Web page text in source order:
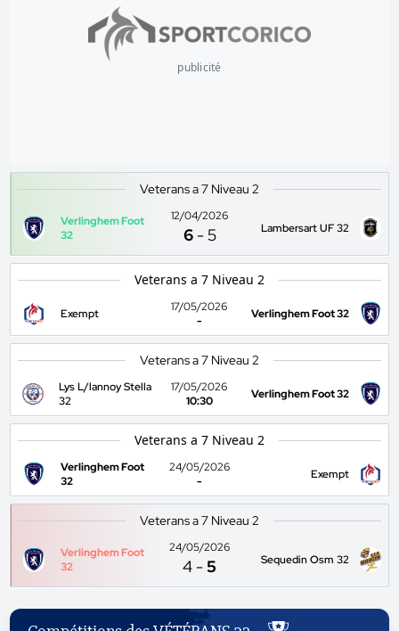
publicité
Veterans a 7 Niveau 2
Verlinghem Foot
32
12/04/2026
6 - 5 Lambersart UF 32
Veterans a 7 Niveau 2
Exempt
17/05/2026
-
Verlinghem Foot 32
Veterans a 7 Niveau 2
Lys L/lannoy Stella
32
17/05/2026
10:30
Verlinghem Foot 32
Veterans a 7 Niveau 2
Verlinghem Foot
32
24/05/2026
-
Exempt
Veterans a 7 Niveau 2
Verlinghem Foot
32
24/05/2026
4 -5 Sequedin Osm 32